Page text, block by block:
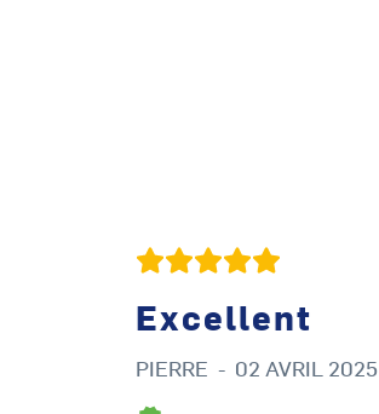
Excellent
PIERRE - 02 AVRIL 2025